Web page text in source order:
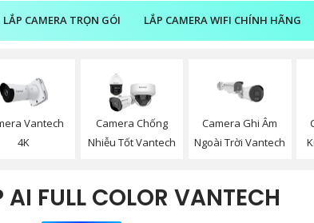
LẮP CAMERA TRỌN GÓI LẮP CAMERA WIFI CHÍNH HÃNG
Vantech
4K
Camera Chống
Nhiễu Tốt Vantech
Camera Ghi Âm
Ngoài Trời Vantech
FULL COLOR VANTECH